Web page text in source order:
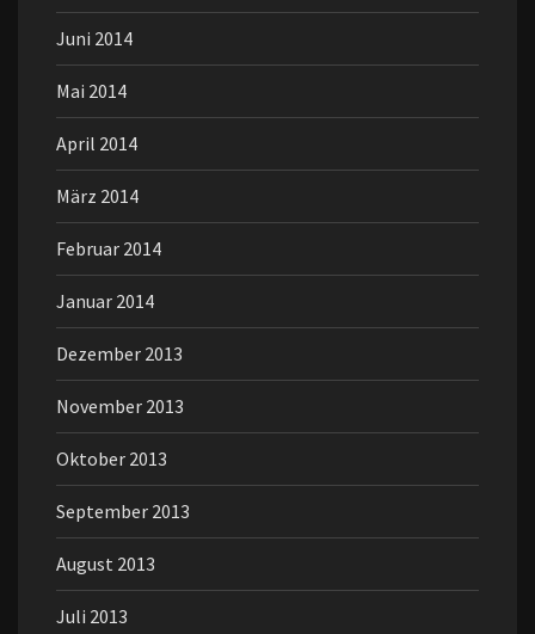
Juni 2014
Mai 2014
April 2014
März 2014
Februar 2014
Januar 2014
Dezember 2013
November 2013
Oktober 2013
September 2013
August 2013
Juli 2013